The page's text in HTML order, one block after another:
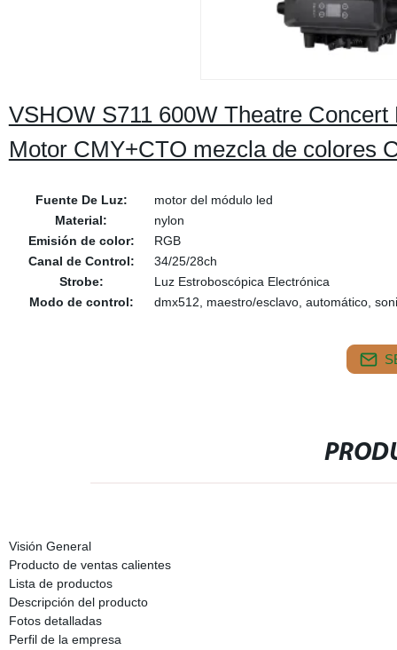
VSHOW S711 600W Theatre
Motor CMY+CTO mezcla de colores
Fuente De Luz:
motor del módulo led
Material:
nylon
Emisión de color:
RGB
Canal de Control:
34/25/28ch
Strobe:
Luz Estroboscópica Electrónica
Modo de control:
dmx512, maestro/esclavo, automático,
Visión General
Producto de ventas calientes
Lista de productos
Descripción del producto
Fotos detalladas
Perfil de la empresa